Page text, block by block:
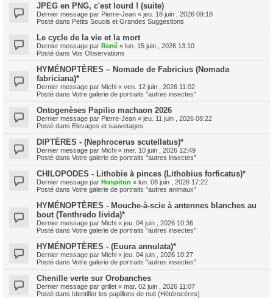
JPEG en PNG, c'est lourd ! (suite)
Dernier message par Pierre-Jean « jeu. 18 juin , 2026 09:18
Posté dans Petits Soucis et Grandes Suggestions
Le cycle de la vie et la mort
Dernier message par René « lun. 15 juin , 2026 13:10
Posté dans Vos Observations
HYMÉNOPTÈRES – Nomade de Fabricius (Nomada
fabriciana)*
Dernier message par Michi « ven. 12 juin , 2026 11:02
Posté dans Votre galerie de portraits "autres insectes"
Ontogenèses Papilio machaon 2026
Dernier message par Pierre-Jean « jeu. 11 juin , 2026 08:22
Posté dans Elevages et sauvetages
DIPTÈRES - (Nephrocerus scutellatus)*
Dernier message par Michi « mer. 10 juin , 2026 12:49
Posté dans Votre galerie de portraits "autres insectes"
CHILOPODES - Lithobie à pinces (Lithobius forficatus)*
Dernier message par Hospiton « lun. 08 juin , 2026 17:22
Posté dans Votre galerie de portraits "autres animaux"
HYMÉNOPTÈRES - Mouche-à-scie à antennes blanches au
bout (Tenthredo livida)*
Dernier message par Michi « jeu. 04 juin , 2026 10:36
Posté dans Votre galerie de portraits "autres insectes"
HYMÉNOPTÈRES - (Euura annulata)*
Dernier message par Michi « jeu. 04 juin , 2026 10:27
Posté dans Votre galerie de portraits "autres insectes"
Chenille verte sur Orobanches
Dernier message par grillet « mar. 02 juin , 2026 11:07
Posté dans Identifier les papillons de nuit (Hétérocères)